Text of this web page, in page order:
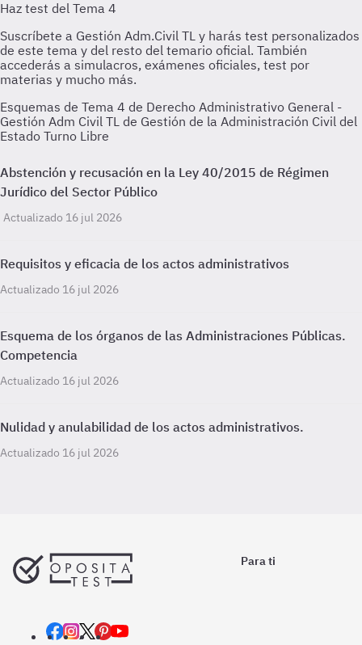
Esquemas de Tema 4 de Derecho Administrativo General -
Gestión Adm Civil TL de Gestión de la Administración Civil del
Estado Turno Libre
Abstención y recusación en la Ley 40/2015 de Régimen
Jurídico del Sector Público
Actualizado 16 jul 2026
Requisitos y eficacia de los actos administrativos
Actualizado 16 jul 2026
Esquema de los órganos de las Administraciones Públicas.
Competencia
Actualizado 16 jul 2026
Nulidad y anulabilidad de los actos administrativos.
Actualizado 16 jul 2026
Para ti